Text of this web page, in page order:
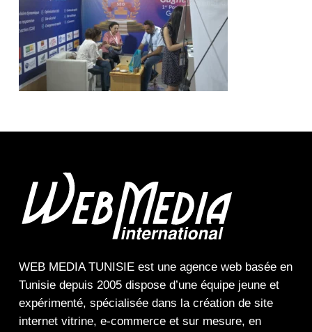
WEB MEDIA TUNISIEest une agence webbasée en
Tunisie depuis 2005 dispose d’une équipe jeune et
expérimenté, spécialisée dans la création de site
internet vitrine, e-commerceet sur mesure, en